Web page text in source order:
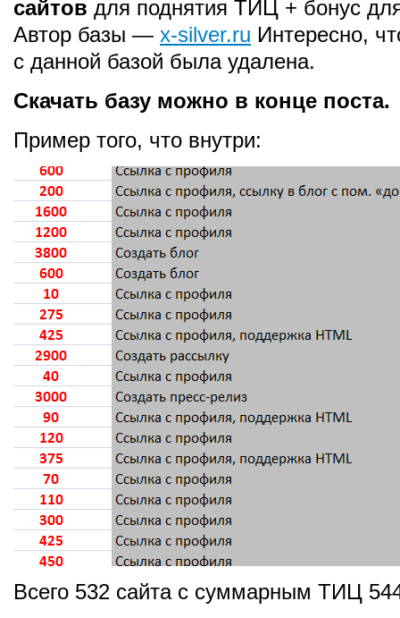
сайтов для поднятия ТИЦ + бонус
Автор базы — x-silver.ru Интересно,
с данной базой была удалена.
Скачать базу можно в конце поста.
Пример того, что внутри:
Всего 532 сайта с суммарным ТИЦ